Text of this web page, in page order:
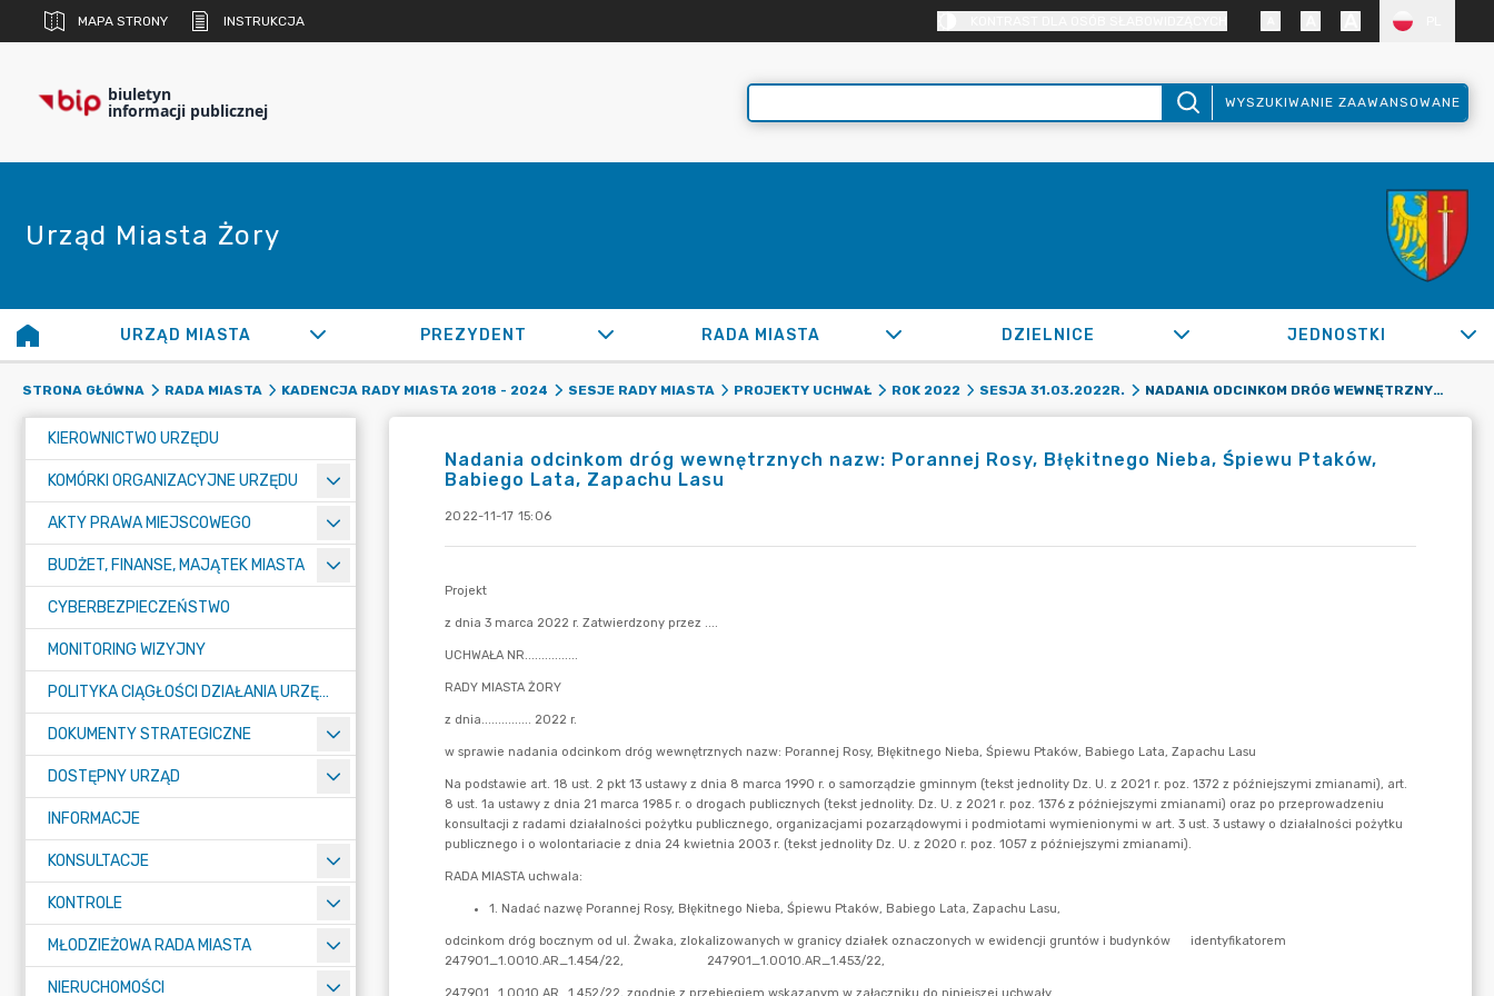
MAPA STRONY INSTRUKCJA
biuletyn
informacji publicznej WYSZUKIWANIE ZAAWANSOWANE
Urząd Miasta Żory
URZĄD MIASTA PREZYDENT RADA MIASTA DZIELNICE JEDNOSTKI
STRONA GŁÓWNA RADA MIASTA KADENCJA RADY MIASTA 2018 - 2024 SESJE RADY MIASTA PROJEKTY UCHWAŁ ROK 2022 SESJA 31.03.2022R. NADANIA ODCINKOM DRÓG WEWNĘTRZNYCH NAZW: PORANNEJ ROSY, BŁĘKITNEGO NIEBA, ŚPIEWU PTAKÓW, BABIEGO LATA, ZAPACHU LASU
KIEROWNICTWO URZĘDU
KOMÓRKI ORGANIZACYJNE URZĘDU
AKTY PRAWA MIEJSCOWEGO
BUDŻET, FINANSE, MAJĄTEK MIASTA
CYBERBEZPIECZEŃSTWO
MONITORING WIZYJNY
POLITYKA CIĄGŁOŚCI DZIAŁANIA URZĘDU MIASTA ŻORY
DOKUMENTY STRATEGICZNE
DOSTĘPNY URZĄD
INFORMACJE
KONSULTACJE
KONTROLE
MŁODZIEŻOWA RADA MIASTA
NIERUCHOMOŚCI
Nadania odcinkom dróg wewnętrznych nazw: Porannej Rosy, Błękitnego Nieba, Śpiewu Ptaków,
Babiego Lata, Zapachu Lasu
2022-11-17 15:06